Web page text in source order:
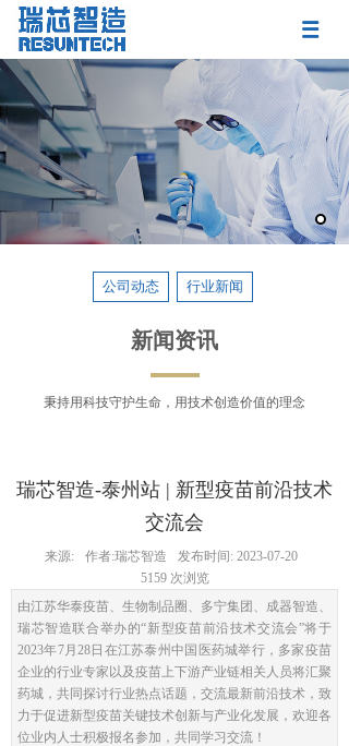
公司动态 行业新闻
新闻资讯
秉持用科技守护生命，用技术创造价值的理念
瑞芯智造-泰州站 | 新型疫苗前沿技术
交流会
来源: 作者:瑞芯智造 发布时间: 2023-07-20
5159 次浏览
由江苏华泰疫苗、生物制品圈、多宁集团、成器智造、
瑞芯智造联合举办的“新型疫苗前沿技术交流会”将于
2023年7月28日在江苏泰州中国医药城举行，多家疫苗
企业的行业专家以及疫苗上下游产业链相关人员将汇聚
药城，共同探讨行业热点话题，交流最新前沿技术，致
力于促进新型疫苗关键技术创新与产业化发展，欢迎各
位业内人士积极报名参加，共同学习交流！